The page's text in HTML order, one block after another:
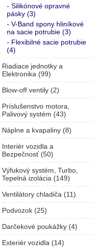
- Silikónové opravné
pásky (3)
- V-Band spony hliníkové
na sacie potrubie (3)
- Flexibilné sacie potrubie
(4)
Riadiace jednotky a
Elektronika (99)
Blow-off ventily (2)
Príslušenstvo motora,
Palivový systém (43)
Náplne a kvapaliny (8)
Interiér vozidla a
Bezpečnosť (50)
Výfukový systém, Turbo,
Tepelná izolácia (149)
Ventilátory chladiča (11)
Podvozok (25)
Darčekové poukážky (4)
Exteriér vozidla (14)